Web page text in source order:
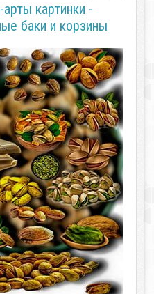
арты картинки -
баки и корзины